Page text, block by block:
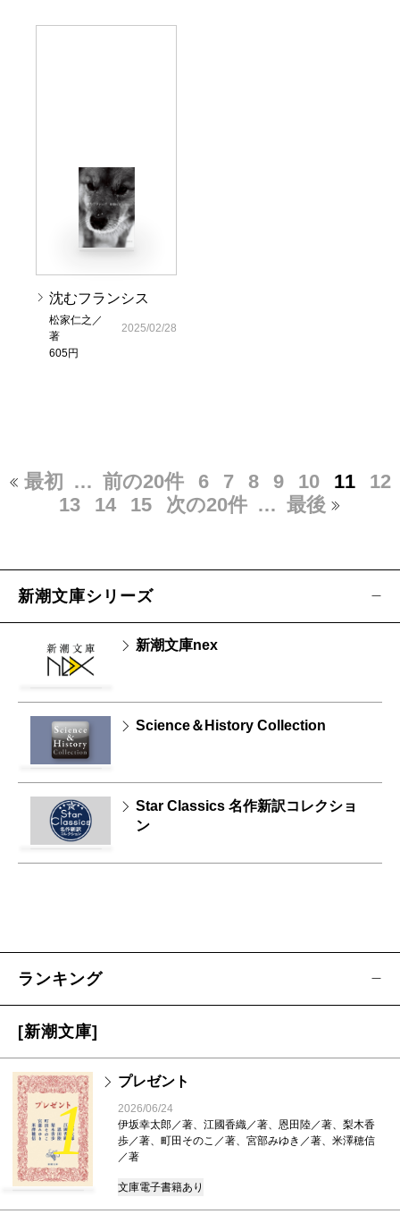
沈むフランシス
松家仁之／
著
605円
2025/02/28
最初 … 前の20件 6 7 8 9 10 11
12
13
14 15 次の20件 … 最後
新潮文庫シリーズ
新潮文庫nex
Science＆History Collection
Star Classics 名作新訳コレクショ
ン
ランキング
[新潮文庫]
1
プレゼント
2026/06/24
伊坂幸太郎／著、江國香織／著、恩田陸／著、梨木香
歩／著、町田そのこ／著、宮部みゆき／著、米澤穂信
／著
文庫電子書籍あり